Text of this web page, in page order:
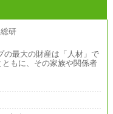
の最大の財産は「人材」で
もに、その家族や関係者